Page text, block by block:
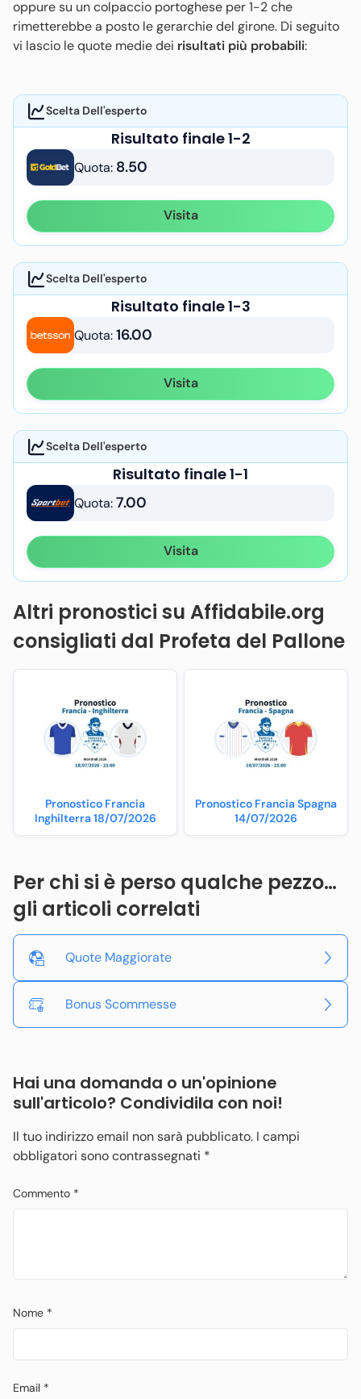
oppure su un colpaccio portoghese per 1-2 che
rimetterebbe a posto le gerarchie del girone. Di seguito
vi lascio le quote medie dei risultati più probabili:
Scelta Dell'esperto
Risultato finale 1-2
Quota: 8.50
Visita
Scelta Dell'esperto
Risultato finale 1-3
Quota:16.00
Visita
Scelta Dell'esperto
Risultato finale 1-1
Quota:7.00
Visita
Altri pronostici su Affidabile.org
consigliati dal Profeta del Pallone
Pronostico Francia
Inghilterra 18/07/2026
Pronostico Francia Spagna
14/07/2026
Per chi si è perso qualche pezzo…
gli articoli correlati
Quote Maggiorate
Bonus Scommesse
Hai una domanda o un'opinione
sull'articolo? Condividila con noi!
Il tuo indirizzo email non sarà pubblicato. I campi
obbligatori sono contrassegnati *
Commento *
Nome *
Email *